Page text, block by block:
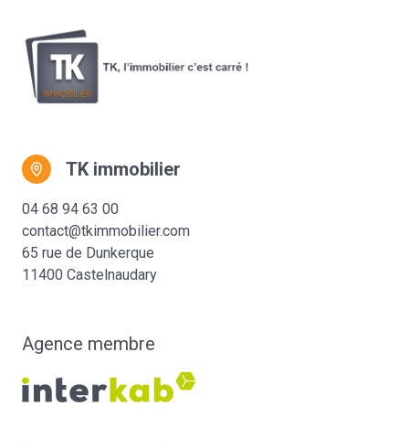
TK immobilier
04 68 94 63 00
contact@tkimmobilier.com
65 rue de Dunkerque
11400 Castelnaudary
Agence membre